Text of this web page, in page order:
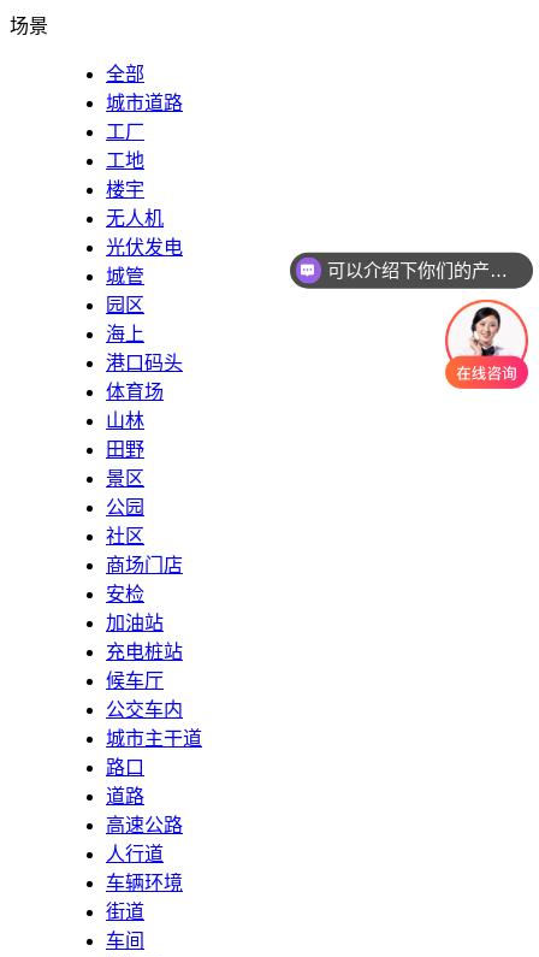
场景
全部
城市道路
工厂
工地
楼宇
无人机
光伏发电
城管
园区
海上
港口码头
体育场
山林
田野
景区
公园
社区
商场门店
安检
加油站
充电桩站
候车厅
公交车内
城市主干道
路口
道路
高速公路
人行道
车辆环境
街道
车间
你们是怎么收费的呢